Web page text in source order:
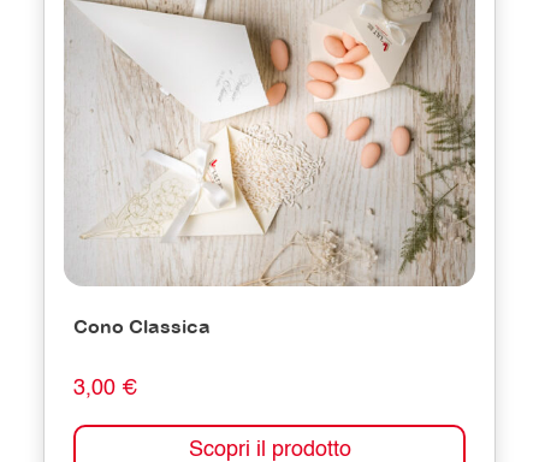
Cono Classica
3,00 €
Scopri il prodotto